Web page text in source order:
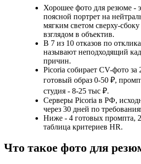
Хорошее фото для резюме -
поясной портрет на
мягким светом сверху-
взглядом в объектив.
В 7 из 10 отказов по
называют неподходящий
причин.
Picoria собирает CV-фото за
готовый образ 0-50 ₽,
студия - 8-25 тыс ₽.
Серверы Picoria в РФ,
через 30 дней по
Ниже - 4 готовых промпта,
таблица критериев HR.
Что такое фото для